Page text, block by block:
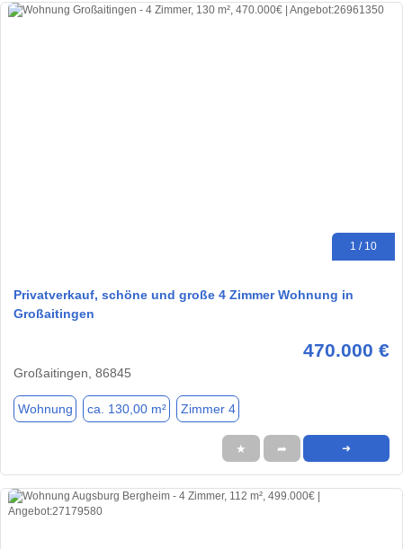
1 / 10
Privatverkauf, schöne und große 4 Zimmer Wohnung in
Großaitingen
470.000 €
Großaitingen, 86845
Wohnung ca. 130,00 m² Zimmer 4
★ ➦ ➜